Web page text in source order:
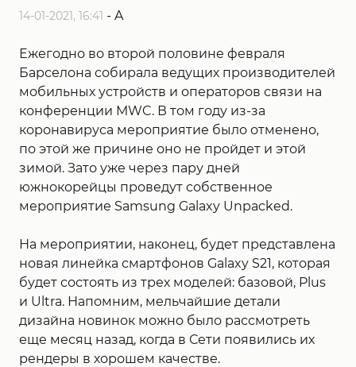
14-01-2021, 16:41 - A
Ежегодно во второй половине февраля
Барселона собирала ведущих производителей
мобильных устройств и операторов связи на
конференции MWC. В том году из-за
коронавируса мероприятие было отменено,
по этой же причине оно не пройдет и этой
зимой. Зато уже через пару дней
южнокорейцы проведут собственное
мероприятие Samsung Galaxy Unpacked.
На мероприятии, наконец, будет представлена
новая линейка смартфонов Galaxy S21, которая
будет состоять из трех моделей: базовой, Plus
и Ultra. Напомним, мельчайшие детали
дизайна новинок можно было рассмотреть
еще месяц назад, когда в Сети появились их
рендеры в хорошем качестве.